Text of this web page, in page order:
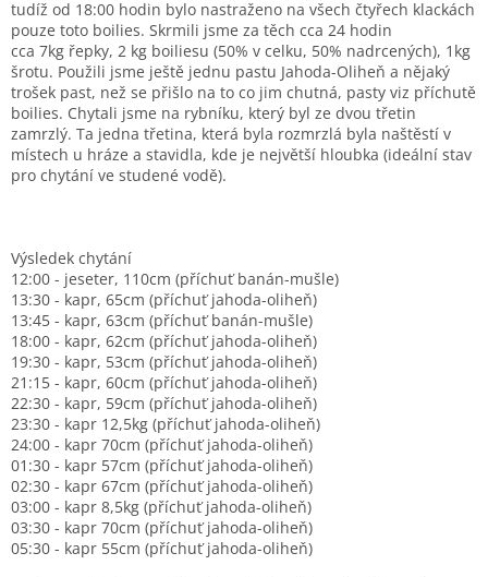
tudíž od 18:00 hodin bylo nastraženo na všech čtyřech klackách
pouze toto boilies. Skrmili jsme za těch cca 24 hodin
cca 7kg řepky, 2 kg boiliesu (50% v celku, 50% nadrcených), 1kg
šrotu. Použili jsme ještě jednu pastu Jahoda-Oliheň a nějaký
trošek past, než se přišlo na to co jim chutná, pasty viz příchutě
boilies. Chytali jsme na rybníku, který byl ze dvou třetin
zamrzlý. Ta jedna třetina, která byla rozmrzlá byla naštěstí v
místech u hráze a stavidla, kde je největší hloubka (ideální stav
pro chytání ve studené vodě).
Výsledek chytání
12:00 - jeseter, 110cm (příchuť banán-mušle)
13:30 - kapr, 65cm (příchuť jahoda-oliheň)
13:45 - kapr, 63cm (příchuť banán-mušle)
18:00 - kapr, 62cm (příchuť jahoda-oliheň)
19:30 - kapr, 53cm (příchuť jahoda-oliheň)
21:15 - kapr, 60cm (příchuť jahoda-oliheň)
22:30 - kapr, 59cm (příchuť jahoda-oliheň)
23:30 - kapr 12,5kg (příchuť jahoda-oliheň)
24:00 - kapr 70cm (příchuť jahoda-oliheň)
01:30 - kapr 57cm (příchuť jahoda-oliheň)
02:30 - kapr 67cm (příchuť jahoda-oliheň)
03:00 - kapr 8,5kg (příchuť jahoda-oliheň)
03:30 - kapr 70cm (příchuť jahoda-oliheň)
05:30 - kapr 55cm (příchuť jahoda-oliheň)